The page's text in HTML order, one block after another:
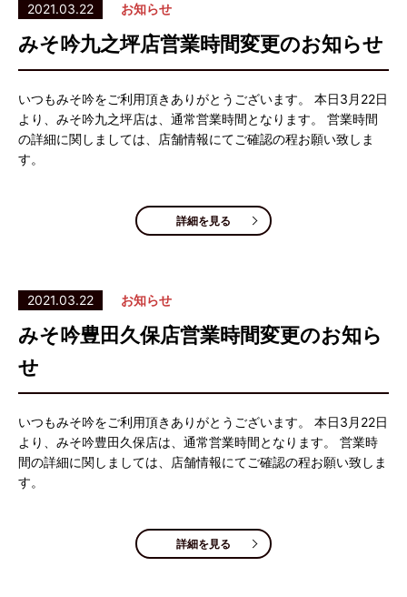
2021.03.22 お知らせ
みそ吟九之坪店営業時間変更のお知らせ
いつもみそ吟をご利用頂きありがとうございます。 本日3月22日
より、みそ吟九之坪店は、通常営業時間となります。 営業時間
の詳細に関しましては、店舗情報にてご確認の程お願い致しま
す。
詳細を見る
2021.03.22 お知らせ
みそ吟豊田久保店営業時間変更のお知ら
せ
いつもみそ吟をご利用頂きありがとうございます。 本日3月22日
より、みそ吟豊田久保店は、通常営業時間となります。 営業時
間の詳細に関しましては、店舗情報にてご確認の程お願い致しま
す。
詳細を見る